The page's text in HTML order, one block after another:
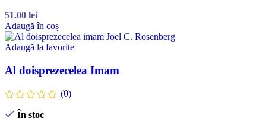
51.00 lei
Adaugă în coș
Adaugă la favorite
Al doisprezecelea Imam
(0)
În stoc